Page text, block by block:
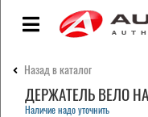
Назад в каталог
ДЕРЖАТЕЛЬ ВЕЛО
Наличие надо уточнить